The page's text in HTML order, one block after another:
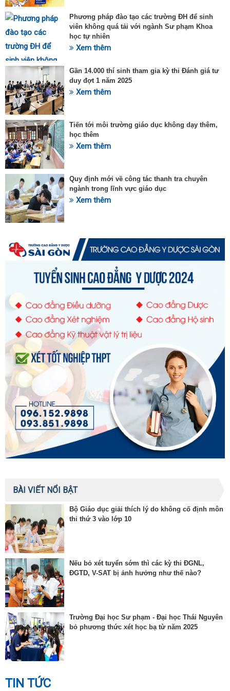
Phương pháp đào tạo các trường ĐH để sinh
viên không quá tải với ngành Sư phạm Khoa
học tự nhiên
Xem thêm
Gần 14.000 thí sinh tham gia kỳ thi Đánh giá tư
duy đợt 1 năm 2025
Xem thêm
Tiến tới môi trường giáo dục không dạy thêm,
học thêm
Xem thêm
Quy định mới về công tác thanh tra chuyên
ngành trong lĩnh vực giáo dục
Xem thêm
BÀI VIẾT NỔI BẬT
Bộ Giáo dục giải thích lý do không cố định môn
thi thứ 3 vào lớp 10
Nếu bỏ xét tuyển sớm thì các kỳ thi ĐGNL,
ĐGTD, V-SAT bị ảnh hưởng như thế nào?
Trường Đại học Sư phạm - Đại học Thái Nguyên
bỏ phương thức xét học bạ từ năm 2025
TIN TỨC